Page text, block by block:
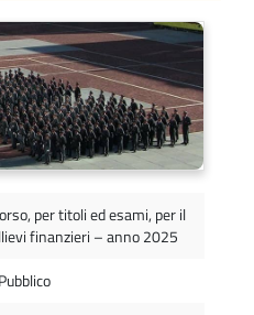
per titoli ed esami, per il
finanzieri – anno 2025